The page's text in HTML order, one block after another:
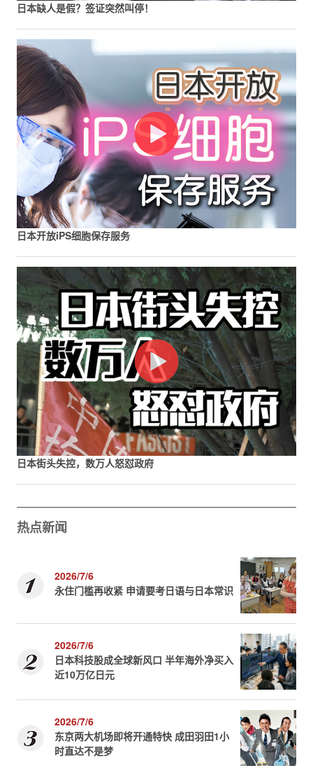
日本缺人是假？签证突然叫停！
日本开放iPS细胞保存服务
日本街头失控，数万人怒怼政府
热点新闻
2026/7/6
永住门槛再收紧 申请要考日语与日本常识
2026/7/6
日本科技股成全球新风口 半年海外净买入
近10万亿日元
2026/7/6
东京两大机场即将开通特快 成田羽田1小
时直达不是梦